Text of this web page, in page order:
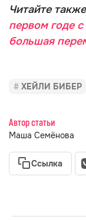
Читайте
первом годе
большая
ХЕЙЛИ БИБЕР
Автор статьи
Маша Семёнова
Ссылка